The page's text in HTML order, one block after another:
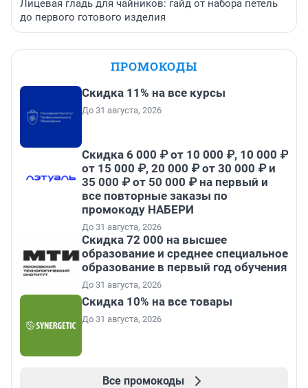
Лицевая гладь для чайников: гайд от набора петель
до первого готового изделия
ПРОМОКОДЫ
Скидка 11% на все курсы
До 31 августа, 2026
Скидка 6 000 ₽ от 10 000 ₽, 10 000 ₽
от 15 000 ₽, 20 000 ₽ от 30 000 ₽ и
35 000 ₽ от 50 000 ₽ на первый и
все повторные заказы по
промокоду НАБЕРИ
До 31 августа, 2026
Скидка 72 000 на высшее
образование и среднее специальное
образование в первый год обучения
До 31 августа, 2026
Скидка 10% на все товары
До 31 августа, 2026
Все промокоды